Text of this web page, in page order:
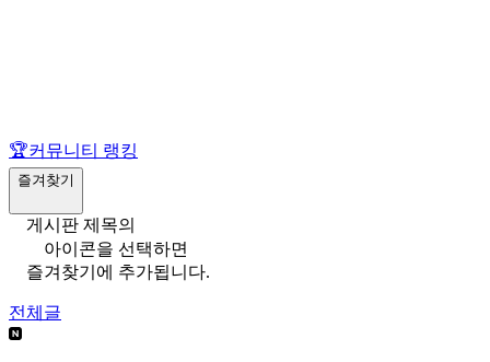
🏆커뮤니티 랭킹
즐겨찾기
게시판 제목의
아이콘을 선택하면
즐겨찾기에 추가됩니다.
전체글